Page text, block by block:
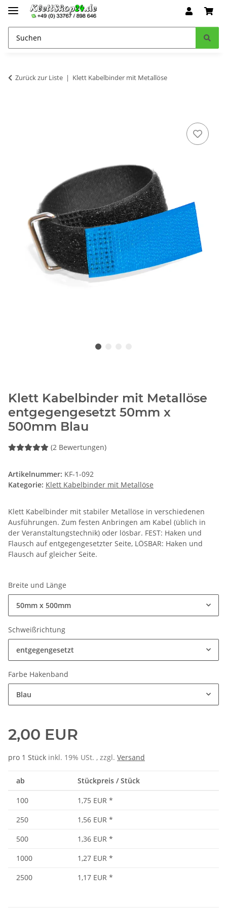
Zurück zur Liste Klett Kabelbinder mit Metallöse
Klett Kabelbinder mit Metallöse
entgegengesetzt 50mm x
500mm Blau
(2 Bewertungen)
Artikelnummer: KF-1-092
Kategorie: Klett Kabelbinder mit Metallöse
Klett Kabelbinder mit stabiler Metallöse in verschiedenen
Ausführungen. Zum festen Anbringen am Kabel (üblich in
der Veranstaltungstechnik) oder lösbar. FEST: Haken und
Flausch auf entgegengesetzter Seite, LÖSBAR: Haken und
Flausch auf gleicher Seite.
Breite und Länge
50mm x 500mm
Schweißrichtung
entgegengesetzt
Farbe Hakenband
Blau
2,00 EUR
pro 1 Stück inkl. 19% USt. , zzgl. Versand
ab Stückpreis / Stück
100 1,75 EUR *
250
1,56 EUR *
500
1,36 EUR *
1000
1,27 EUR *
2500
1,17 EUR *